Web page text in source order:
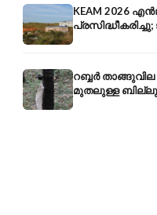
KEAM 2026
റബ്ബർ
മുതലുള്ള
കർഷകർക്ക്